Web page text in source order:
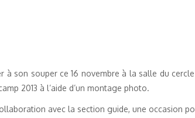
son souper ce 16 novembre à la salle du
2013 à l’aide d’un montage photo.
avec la section guide, une occasion